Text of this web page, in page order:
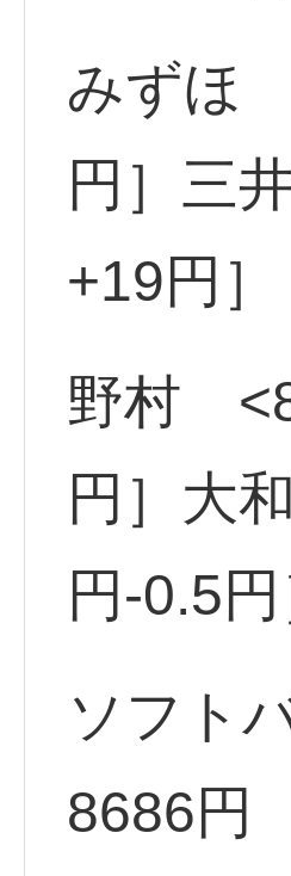
みずほ
円］三
+19円］
野村
円］大
円-0.5円
ソフト
8686円